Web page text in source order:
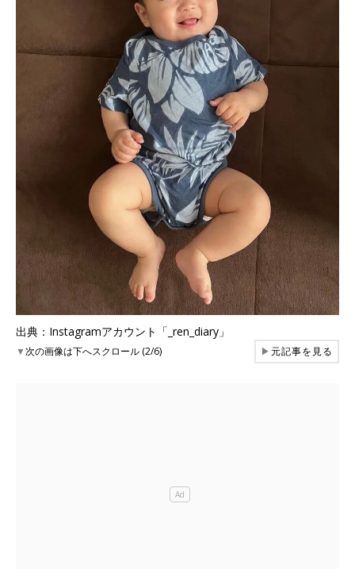
出典：Instagramアカウント「_ren_diary」
▼次の画像は下へスクロール (2/6) ▶元記事を見る